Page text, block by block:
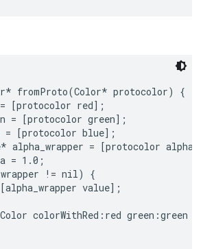
fromProto(Color* protocolor) {
[protocolor red];
= [protocolor green];
= [protocolor blue];
alpha_wrapper = [protocolor
= 1.0;
!= nil) {
value];
colorWithRed:red green:green